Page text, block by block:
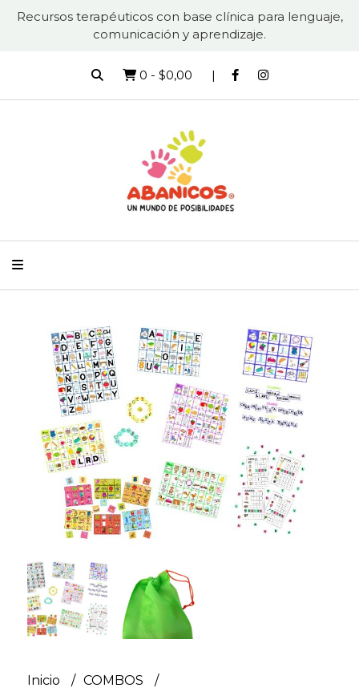
Recursos terapéuticos con base clínica para lenguaje,
comunicación y aprendizaje.
0 - $0,00
Inicio
COMBOS